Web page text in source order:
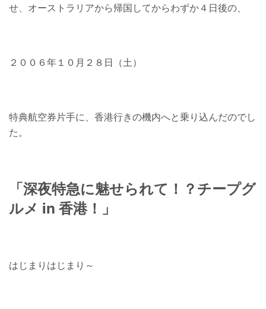
せ、オーストラリアから帰国してからわずか４日後の、
２００６年１０月２８日（土）
特典航空券片手に、香港行きの機内へと乗り込んだのでし
た。
「深夜特急に魅せられて！？ チープグ
ルメ in 香港！」
はじまりはじまり～